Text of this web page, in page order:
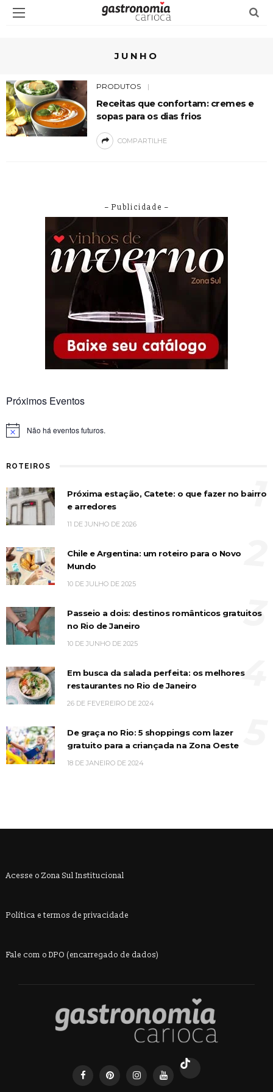
JUNHO
PRODUTOS
Receitas que confortam: cremes e
sopas para os dias frios
COMPARTILHE
– Publicidade –
Próximos Eventos
Notice Não há eventos futuros.
ROTEIROS
Próxima estação, Catete: o que fazer no bairro
e arredores
11 DE JUNHO DE 2026
1
Chile e Argentina: um roteiro para o Novo
Mundo
10 DE JULHO DE 2025
Passeio a dois: destinos românticos gratuitos
no Rio de Janeiro
10 DE JUNHO DE 2025
3
Em busca da salada perfeita: os melhores
restaurantes no Rio de Janeiro
26 DE FEVEREIRO DE 2024
4
De graça no Rio: 5 shoppings com lazer
gratuito para a criançada na Zona Oeste
18 DE JANEIRO DE 2024
Acesse o Zona Sul Institucional
Política e termos de privacidade
Fale com o DPO (encarregado de dados)